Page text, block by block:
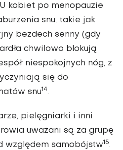
kobiet po menopauzie
snu, takie jak
bezdech senny (gdy
chwilowo blokują
niespokojnych nóg, z
się do
snu14.
pielęgniarki i inni
uważani są za grupę
względem samobójstw15.